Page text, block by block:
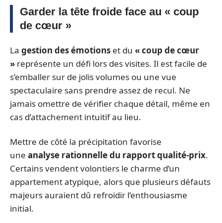
Garder la tête froide face au « coup
de cœur »
La gestion des émotions et du « coup de cœur
» représente un défi lors des visites. Il est facile de
s’emballer sur de jolis volumes ou une vue
spectaculaire sans prendre assez de recul. Ne
jamais omettre de vérifier chaque détail, même en
cas d’attachement intuitif au lieu.
Mettre de côté la précipitation favorise
une analyse rationnelle du rapport qualité-prix.
Certains vendent volontiers le charme d’un
appartement atypique, alors que plusieurs défauts
majeurs auraient dû refroidir l’enthousiasme
initial.